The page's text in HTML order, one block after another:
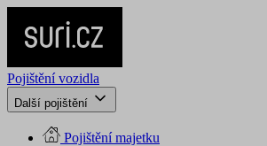
Pojištění vozidla
Další pojištění
Pojištění majetku